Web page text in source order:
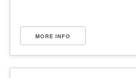
MORE INFO